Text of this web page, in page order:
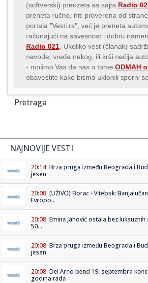
(softverski) preuzeta sa sajta Radio
preneta ručno, niti proverena od
portala "Vesti.rs", već je preneta
računajući na savesnost i dobru
Radio 021 . Ukoliko vest (članak)
navode, vređa nekog, ili krši nečija
- molimo Vas da nas o tome ODMAH
obavestite kako bismo uklonili sporni
Pretraga
NAJNOVIJE VESTI
20:14: Brza pruga između Beograda i
jesen
20:08: (UŽIVO) Borac - Vitebsk:
Evropo...
20:08: Emina Jahović ostala bez
50....
20:08: Brza pruga između Beograda i
jesen
20:08: Del Arno bend 19. septembra
godina rada